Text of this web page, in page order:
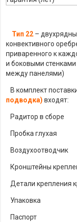
Тип 22 –
конвективного
приваренного к
и боковыми
между панелями)
В комплект
подводка)входят:
Радитор в сборе
Пробка глухая
Воздухоотводчик
Кронштейны
Детали крепления
Упаковка
Паспорт